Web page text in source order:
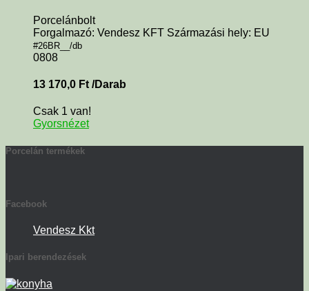
Porcelánbolt
Forgalmazó: Vendesz KFT Származási hely: EU
#26BR__/db
0808
13 170,0 Ft /Darab
Csak 1 van!
Gyorsnézet
Porcelán termékek
Facebook
Vendesz Kkt
Ipari berendezések